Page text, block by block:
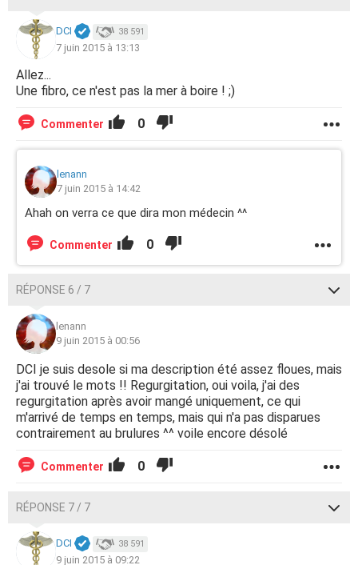
DCI 38 591
7 juin 2015 à 13:13
Allez...
Une fibro, ce n'est pas la mer à boire ! ;)
Commenter 0
lenann
7 juin 2015 à 14:42
Ahah on verra ce que dira mon médecin ^^
Commenter 0
RÉPONSE 6 / 7
lenann
9 juin 2015 à 00:56
DCI je suis desole si ma description été assez floues, mais
j'ai trouvé le mots !! Regurgitation, oui voila, j'ai des
regurgitation après avoir mangé uniquement, ce qui
m'arrivé de temps en temps, mais qui n'a pas disparues
contrairement au brulures ^^ voile encore désolé
Commenter 0
RÉPONSE 7 / 7
DCI 38 591
9 juin 2015 à 09:22